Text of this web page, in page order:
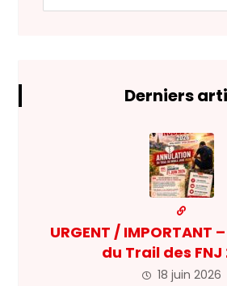
Derniers
URGENT / IMPORTANT
du Trail des FNJ
18 juin 2026